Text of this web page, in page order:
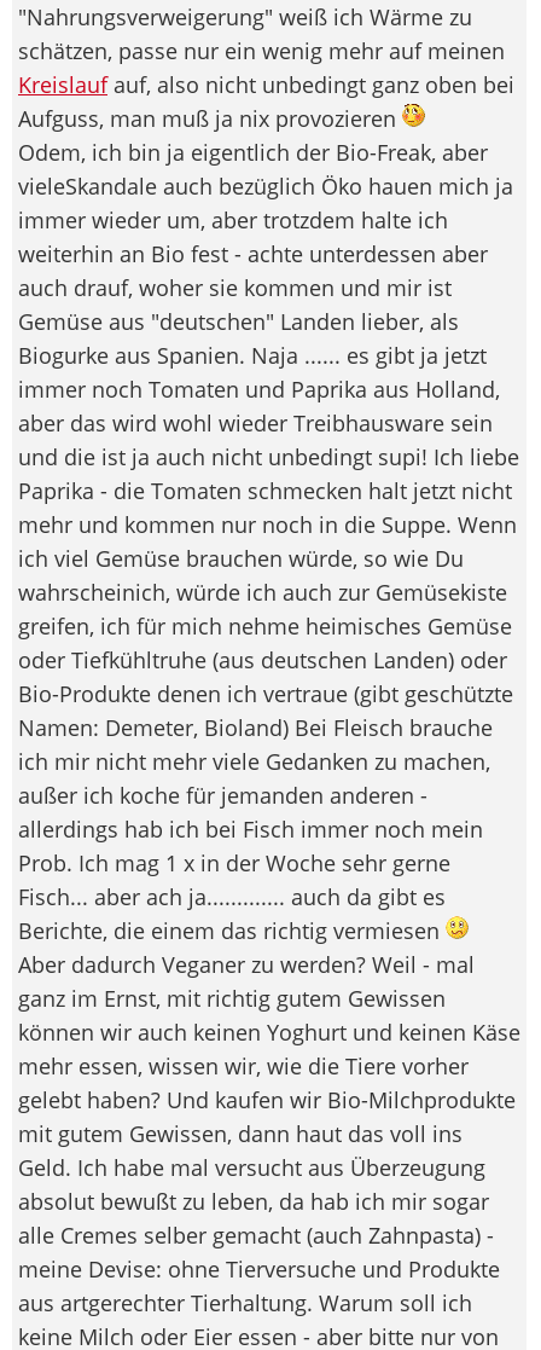
"Nahrungsverweigerung" weiß ich Wärme zu
schätzen, passe nur ein wenig mehr auf meinen
Kreislaufauf, also nicht unbedingt ganz oben bei
Aufguss, man muß ja nix provozieren
Odem, ich bin ja eigentlich der Bio-Freak, aber
vieleSkandale auch bezüglich Öko hauen mich ja
immer wieder um, aber trotzdem halte ich
weiterhin an Bio fest - achte unterdessen aber
auch drauf, woher sie kommen und mir ist
Gemüse aus "deutschen" Landen lieber, als
Biogurke aus Spanien. Naja ...... es gibt ja jetzt
immer noch Tomaten und Paprika aus Holland,
aber das wird wohl wieder Treibhausware sein
und die ist ja auch nicht unbedingt supi! Ich liebe
Paprika - die Tomaten schmecken halt jetzt nicht
mehr und kommen nur noch in die Suppe. Wenn
ich viel Gemüse brauchen würde, so wie Du
wahrscheinich, würde ich auch zur Gemüsekiste
greifen, ich für mich nehme heimisches Gemüse
oder Tiefkühltruhe (aus deutschen Landen) oder
Bio-Produkte denen ich vertraue (gibt geschützte
Namen: Demeter, Bioland) Bei Fleisch brauche
ich mir nicht mehr viele Gedanken zu machen,
außer ich koche für jemanden anderen -
allerdings hab ich bei Fisch immer noch mein
Prob. Ich mag 1 x in der Woche sehr gerne
Fisch... aber ach ja............. auch da gibt es
Berichte, die einem das richtig vermiesen
Aber dadurch Veganer zu werden? Weil - mal
ganz im Ernst, mit richtig gutem Gewissen
können wir auch keinen Yoghurt und keinen Käse
mehr essen, wissen wir, wie die Tiere vorher
gelebt haben? Und kaufen wir Bio-Milchprodukte
mit gutem Gewissen, dann haut das voll ins
Geld. Ich habe mal versucht aus Überzeugung
absolut bewußt zu leben, da hab ich mir sogar
alle Cremes selber gemacht (auch Zahnpasta) -
meine Devise: ohne Tierversuche und Produkte
aus artgerechter Tierhaltung. Warum soll ich
keine Milch oder Eier essen - aber bitte nur von